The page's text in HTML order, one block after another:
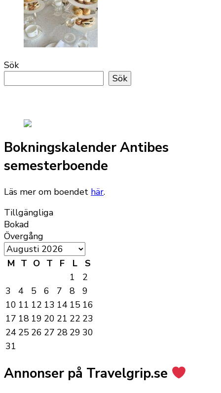
Sök
Sök
Bokningskalender Antibes
semesterboende
Läs mer om boendet här.
Tillgängliga
Bokad
Övergång
M T O T F L
S
1
2
3
4 5 6 7 8
9
10 11 12 13 14 15 16
17 18 19 20 21 22 23
24 25 26 27 28 29 30
31
Annonser på Travelgrip.se